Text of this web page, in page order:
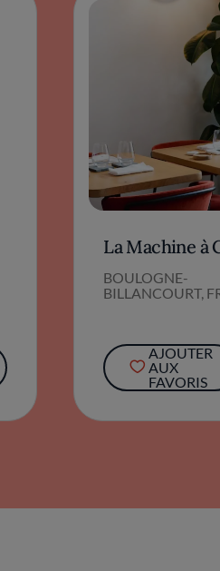
La Machine à
BOULOGNE-
BILLANCOURT,
AJOUTER
AUX
FAVORIS